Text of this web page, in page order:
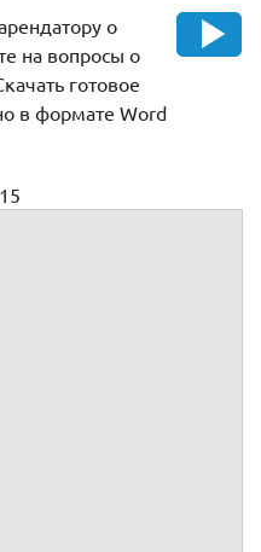
о
на вопросы о
готовое
в формате Word